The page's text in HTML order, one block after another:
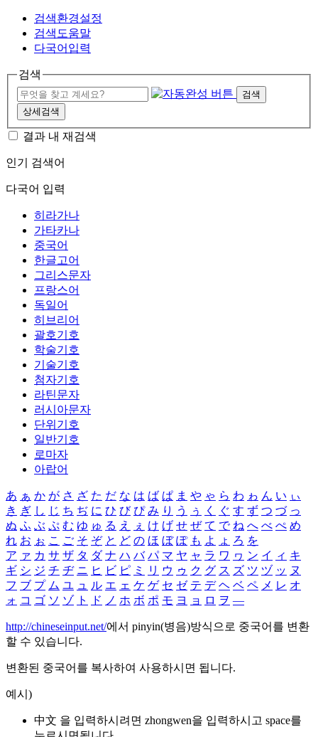
검색환경설정
검색도움말
다국어입력
검색
검색
상세검색
결과 내 재검색
인기 검색어
다국어 입력
히라가나
가타카나
중국어
한글고어
그리스문자
프랑스어
독일어
히브리어
괄호기호
학술기호
기술기호
첨자기호
라틴문자
러시아문자
단위기호
일반기호
로마자
아랍어
あ ぁ か が さ ざ た だ な は ば ぱ ま や ゃ ら わ ゎ ん い ぃ
き ぎ し じ ち ぢ に ひ び ぴ み り う ぅ く ぐ す ず つ づ っ
ぬ ふ ぶ ぷ む ゆ ゅ る え ぇ け げ せ ぜ て で ね へ べ ぺ め
れ お ぉ こ ご そ ぞ と ど の ほ ぼ ぽ も よ ょ ろ を
ア ァ カ サ ザ タ ダ ナ ハ バ パ マ ヤ ャ ラ ワ ヮ ン イ ィ キ
ギ シ ジ チ ヂ ニ ヒ ビ ピ ミ リ ウ ゥ ク グ ス ズ ツ ヅ ッ ヌ
フ ブ プ ム ユ ュ ル エ ェ ケ ゲ セ ゼ テ デ ヘ ベ ペ メ レ オ
ォ コ ゴ ソ ゾ ト ド ノ ホ ボ ポ モ ヨ ョ ロ ヲ ―
http://chineseinput.net/에서 pinyin(병음)방식으로 중국어를 변환
할 수 있습니다.
변환된 중국어를 복사하여 사용하시면 됩니다.
예시)
中文 을 입력하시려면 zhongwen을 입력하시고 space를